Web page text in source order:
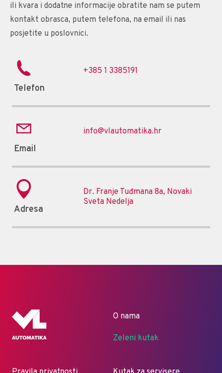
ili kvara i dodatne informacije obratite nam se putem
kontakt obrasca, putem telefona, na email ili nas
posjetite u poslovnici.
Telefon
+385 1 3385191
Email
info@vlautomatika.hr
Adresa
Dr. Franje Tuđmana 8a, Novaki
Sveta Nedelja
O nama
Zeleni kutak